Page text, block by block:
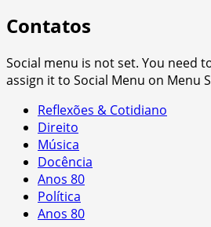
Contatos
Social menu is not set. You need
assign it to Social Menu on Menu
Reflexões & Cotidiano
Direito
Música
Docência
Anos 80
Política
Anos 80